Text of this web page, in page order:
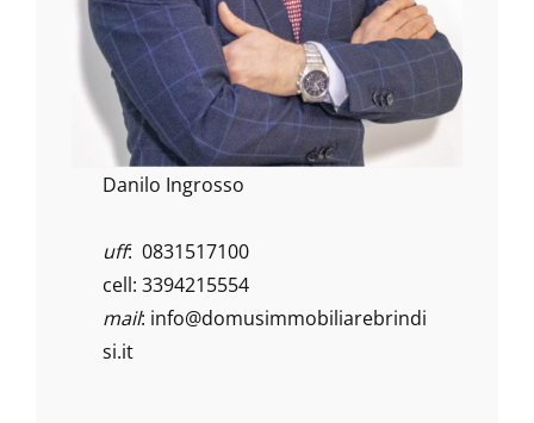
Danilo Ingrosso
uff: 0831517100
cell: 3394215554
mail: info@domusimmobiliarebrindi
si.it